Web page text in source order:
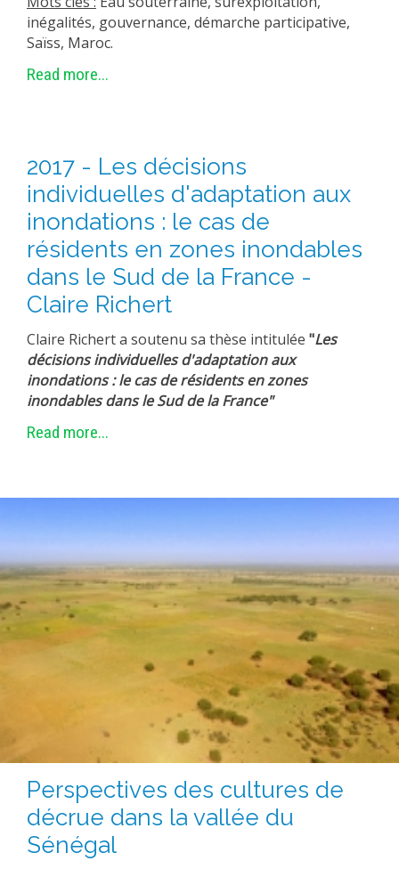
inégalités, gouvernance, démarche participative,
Saïss, Maroc.
Read more...
2017 - Les décisions
individuelles d'adaptation aux
inondations : le cas de
résidents en zones inondables
dans le Sud de la France -
Claire Richert
Claire Richert a soutenu sa thèse intitulée "Les
décisions individuelles d'adaptation aux
inondations : le cas de résidents en zones
inondables dans le Sud de la France"
Read more...
Perspectives des cultures de
décrue dans la vallée du
Sénégal